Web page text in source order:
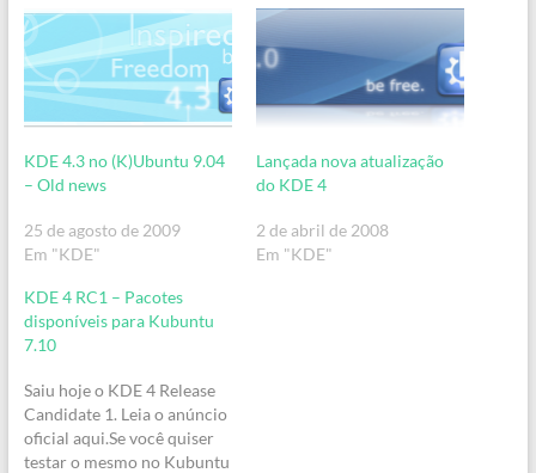
KDE 4.3 no (K)Ubuntu 9.04
– Old news
25 de agosto de 2009
Em "KDE"
Lançada nova atualização
do KDE 4
2 de abril de 2008
Em "KDE"
KDE 4 RC1 – Pacotes
disponíveis para Kubuntu
7.10
Saiu hoje o KDE 4 Release
Candidate 1. Leia o anúncio
oficial aqui.Se você quiser
testar o mesmo no Kubuntu